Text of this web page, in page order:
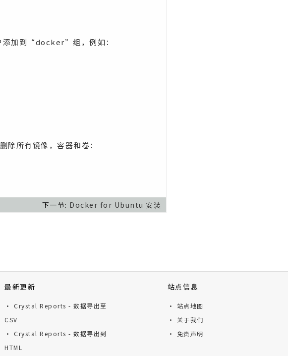
添加到“docker”组，例如：
除所有镜像，容器和卷：
下一节: Docker for Ubuntu 安装
最新更新
· Crystal Reports - 数据导出至
CSV
· Crystal Reports - 数据导出到
HTML
站点信息
· 站点地图
· 关于我们
· 免责声明